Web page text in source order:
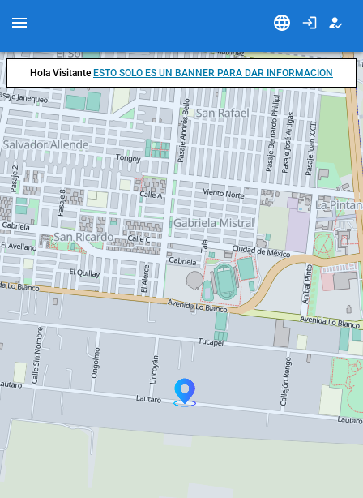
Hola Visitante ESTO SOLO ES UN BANNER PARA DAR INFORMACION